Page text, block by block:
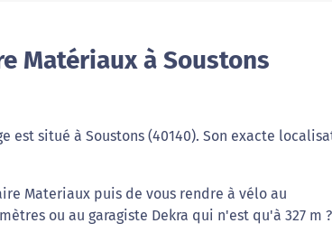
Matériaux à Soustons
est situé à Soustons (40140). Son exacte
Materiaux puis de vous rendre à vélo au
ou au garagiste Dekra qui n'est qu'à 327 m ?